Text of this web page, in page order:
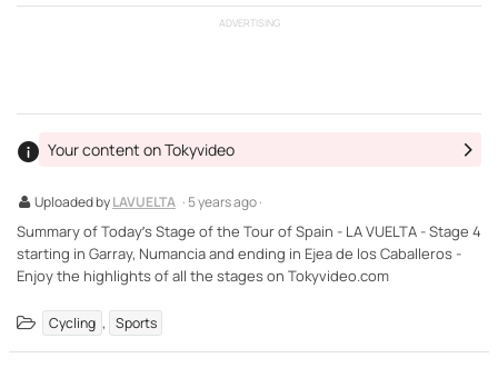
ADVERTISING
Uploaded byLAVUELTA · 5 years ago ·
Your content on Tokyvideo
Summary of Today’s Stage of the Tour of Spain - LA VUELTA - Stage 4
starting in Garray, Numancia and ending in Ejea de los Caballeros -
Enjoy the highlights of all the stages on Tokyvideo.com
Cycling , Sports